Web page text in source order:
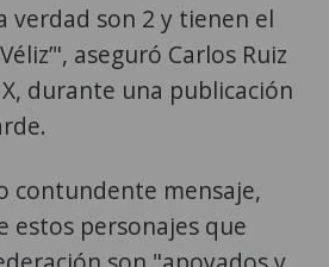
verdad son 2 y tienen el
aseguró Carlos Ruiz
durante una publicación
contundente mensaje,
estos personajes que